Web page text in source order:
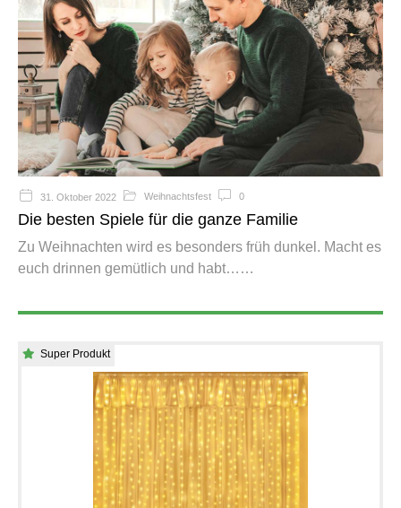
31. Oktober 2022 Weihnachtsfest 0
Die besten Spiele für die ganze Familie
Zu Weihnachten wird es besonders früh dunkel. Macht es
euch drinnen gemütlich und habt…
Super Produkt